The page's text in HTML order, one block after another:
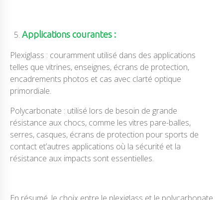
Applications courantes :
Plexiglass : couramment utilisé dans des applications
telles que vitrines, enseignes, écrans de protection,
encadrements photos et cas avec clarté optique
primordiale.
Polycarbonate : utilisé lors de besoin de grande
résistance aux chocs, comme les vitres pare-balles,
serres, casques, écrans de protection pour sports de
contact et’autres applications où la sécurité et la
résistance aux impacts sont essentielles.